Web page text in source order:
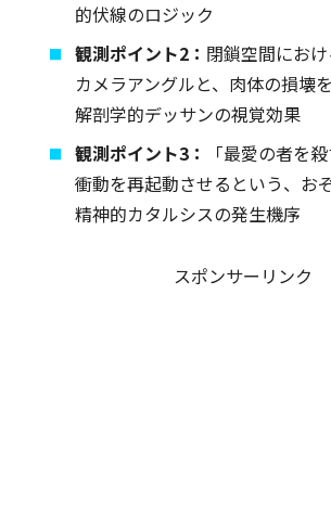
的伏線のロジック
観測ポイント2： 閉鎖空間にお
カメラアングルと、肉体の損壊
解剖学的デッサンの視覚効果
観測ポイント3：
「最愛の者を
衝動を再起動させるという、お
精神的カタルシスの発生機序
スポンサーリンク